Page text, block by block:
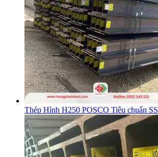
Thép Hình H250 POSCO Tiêu chuẩn